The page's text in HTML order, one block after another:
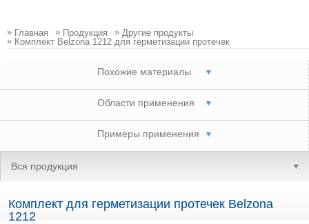
» Главная » Продукция » Другие продукты
» Комплект Belzona 1212 для герметизации протечек
Похожие материалы
Области применения
Примеры применения
Вся продукция
Комплект для герметизации протечек Belzona
1212